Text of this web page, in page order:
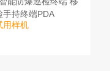
手持终端PDA
用样机